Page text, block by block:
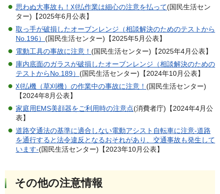
思わぬ大事故も！刈払作業は細心の注意を払って(国民生活セン
ター)【2025年6月公表】
取っ手が破損したオーブンレンジ（相談解決のためのテストから
No.196） (国民生活センター)【2025年5月公表】
電動工具の事故に注意！ (国民生活センター)【2025年4月公表】
庫内底面のガラスが破損したオーブンレンジ（相談解決のための
テストからNo.189） (国民生活センター)【2024年10月公表】
刈払機（草刈機）の作業中の事故に注意！ (国民生活センター)
【2024年8月公表】
家庭用EMS美顔器をご利用時の注意点(消費者庁)【2024年4月公
表】
道路交通法の基準に適合しない電動アシスト自転車に注意-道路
を通行すると法令違反となるおそれがあり、交通事故も発生して
います-(国民生活センター)【2023年10月公表】
その他の注意情報